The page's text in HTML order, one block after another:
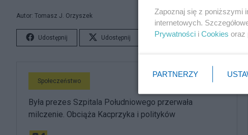
Autor: Tomasz J. Orzyszek
Udostępnij Udostępnij Lubię to!
Społeczeństwo
Była prezes Szpitala Południowego przerwała
milczenie. Obciąża Kacprzyka i polityków
Zapoznaj się z poniższymi
internetowych.
Prywatności i Cookies oraz
PARTNERZY